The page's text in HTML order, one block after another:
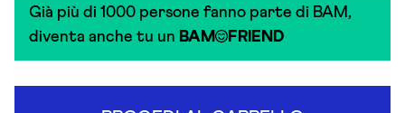
Già più di 1000 persone fanno parte di BAM,
diventa anche tu un BAM FRIEND